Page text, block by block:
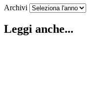
Archivi
Leggi anche...